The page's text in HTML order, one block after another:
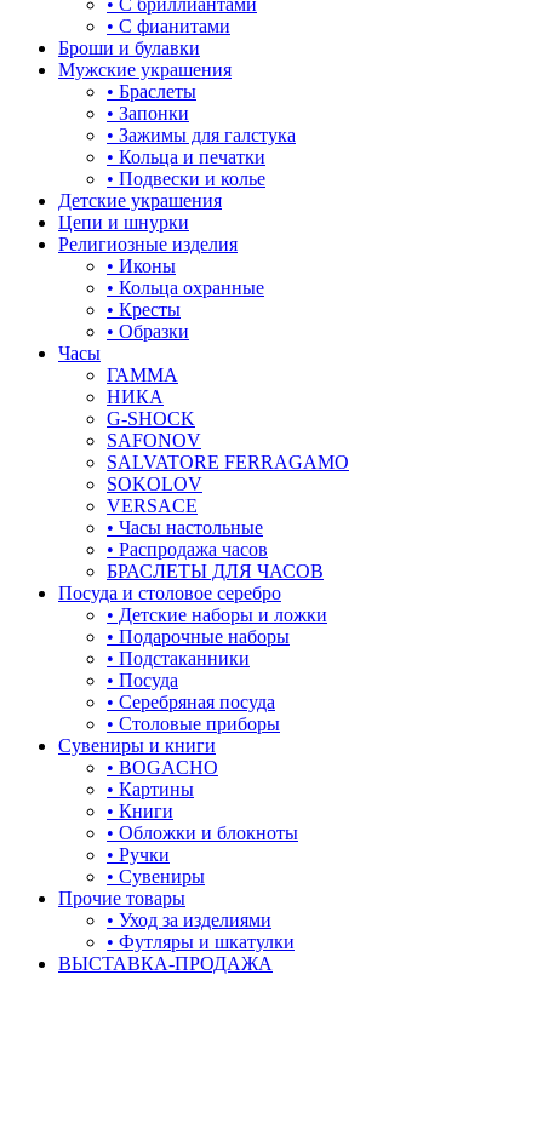
• С фианитами
Броши и булавки
Мужские украшения
• Браслеты
• Запонки
• Зажимы для галстука
• Кольца и печатки
• Подвески и колье
Детские украшения
Цепи и шнурки
Религиозные изделия
• Иконы
• Кольца охранные
• Кресты
• Образки
Часы
ГАММА
НИКА
G-SHOCK
SAFONOV
SALVATORE FERRAGAMO
SOKOLOV
VERSACE
• Часы настольные
• Распродажа часов
БРАСЛЕТЫ ДЛЯ ЧАСОВ
Посуда и столовое серебро
• Детские наборы и ложки
• Подарочные наборы
• Подстаканники
• Посуда
• Серебряная посуда
• Столовые приборы
Сувениры и книги
• BOGACHO
• Картины
• Книги
• Обложки и блокноты
• Ручки
• Сувениры
Прочие товары
• Уход за изделиями
• Футляры и шкатулки
ВЫСТАВКА-ПРОДАЖА